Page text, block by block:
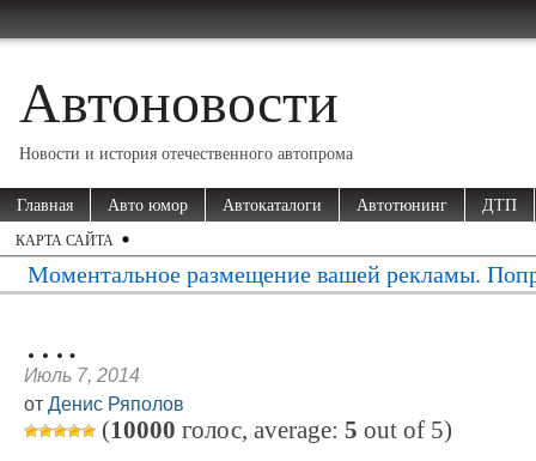
Автоновости
Новости и история отечественного автопрома
Главная Авто юмор Автокаталоги Автотюнинг ДТП
КАРТА САЙТА
Моментальное размещение вашей рекламы.
….
Июль 7, 2014
от Денис Ряполов
(10000 голос, average: 5 out of 5)